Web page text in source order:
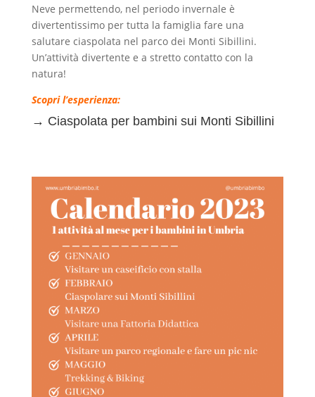
Neve permettendo, nel periodo invernale è
divertentissimo per tutta la famiglia fare una
salutare ciaspolata nel parco dei Monti Sibillini.
Un’attività divertente e a stretto contatto con la
natura!
Scopri l’esperienza:
→ Ciaspolata per bambini sui Monti Sibillini